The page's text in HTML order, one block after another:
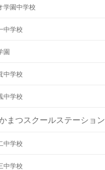
学園中学校
中学校
園
中学校
中学校
まつスクールステーション
中学校
中学校